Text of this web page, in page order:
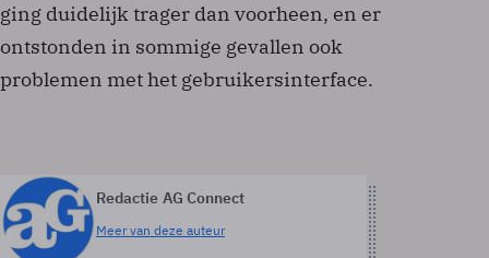
ging duidelijk trager dan voorheen, en er
ontstonden in sommige gevallen ook
problemen met het gebruikersinterface.
Redactie AG Connect
Meer van deze auteur